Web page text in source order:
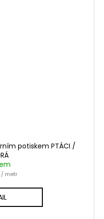
potiskem PTÁCI /
/ metr